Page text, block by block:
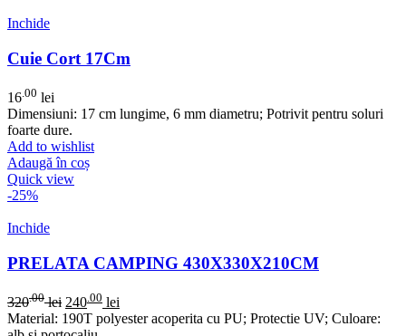
Inchide
Cuie Cort 17Cm
16 .00 lei
Dimensiuni: 17 cm lungime, 6 mm diametru; Potrivit pentru soluri
foarte dure.
Add to wishlist
Adaugă în coș
Quick view
-25%
Inchide
PRELATA CAMPING 430X330X210CM
320.00 lei 240 .00 lei
Material: 190T polyester acoperita cu PU; Protectie UV; Culoare: